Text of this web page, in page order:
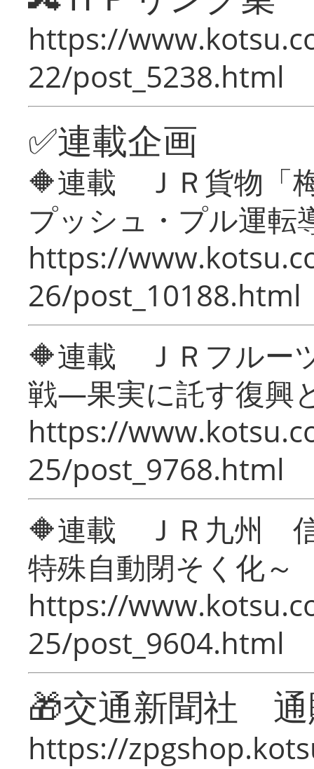
https://
22/post_5238.html
✅連載企画
🔶連載 ＪＲ貨物「
プッシュ・プル運転
https://
26/post_10188.html
🔶連載 ＪＲフルー
戦―果実に託す復興
https://
25/post_9768.html
🔶連載 ＪＲ九州 信
特殊自動閉そく化～
https://
25/post_9604.html
🎁交通新聞社
https://